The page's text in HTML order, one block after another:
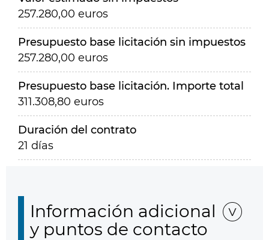
257.280,00 euros
Presupuesto base licitación sin impuestos
257.280,00 euros
Presupuesto base licitación. Importe total
311.308,80 euros
Duración del contrato
21 días
Información adicional
y puntos de contacto